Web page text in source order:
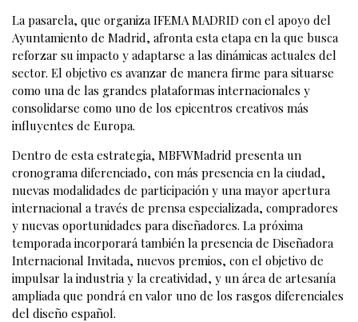
La pasarela, que organiza IFEMA MADRID con el apoyo del
Ayuntamiento de Madrid, afronta esta etapa en la que busca
reforzar su impacto y adaptarse a las dinámicas actuales del
sector. El objetivo es avanzar de manera firme para situarse
como una de las grandes plataformas internacionales y
consolidarse como uno de los epicentros creativos más
influyentes de Europa.
Dentro de esta estrategia, MBFWMadrid presenta un
cronograma diferenciado, con más presencia en la ciudad,
nuevas modalidades de participación y una mayor apertura
internacional a través de prensa especializada, compradores
y nuevas oportunidades para diseñadores. La próxima
temporada incorporará también la presencia de Diseñadora
Internacional Invitada, nuevos premios, con el objetivo de
impulsar la industria y la creatividad, y un área de artesanía
ampliada que pondrá en valor uno de los rasgos diferenciales
del diseño español.